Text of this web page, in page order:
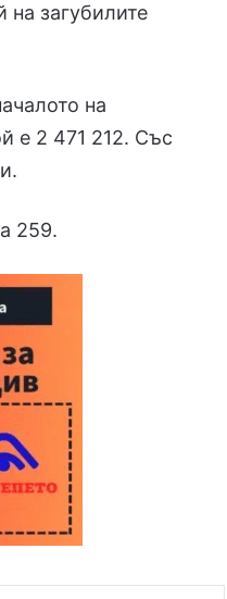
на загубилите
на
е 2 471 212. Със
259.